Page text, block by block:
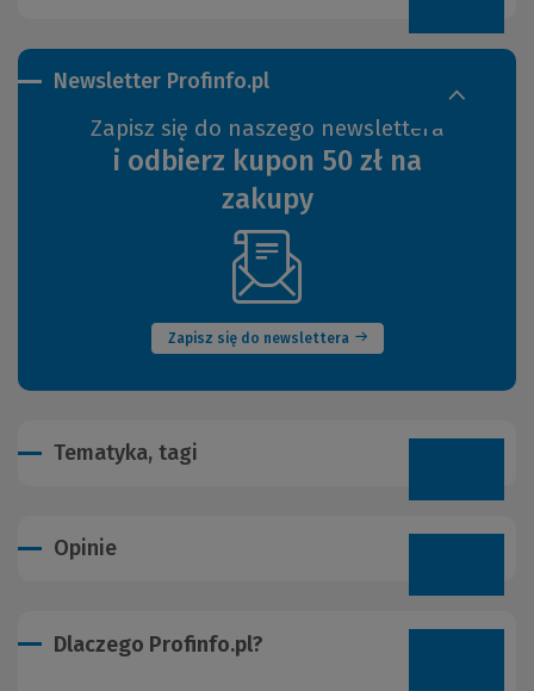
Newsletter Profinfo.pl
Zapisz się do naszego newslettera
i odbierz kupon 50 zł na
zakupy
Zapisz się do newslettera
(Nowe
okno)
Tematyka, tagi
Opinie
Dlaczego Profinfo.pl?